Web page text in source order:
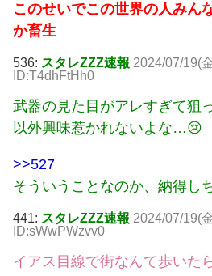
このせいでこの世界の人みん
か畜生
536: スタレZZZ速報 2024/07/19(
ID:T4dhFtHh0
武器の見た目がアレすぎて狙
以外興味惹かれないよな…😢
>>527
そういうことなのか、納得し
441: スタレZZZ速報 2024/07/19(
ID:sWwPWzvv0
イアス目線で街なんて歩いた